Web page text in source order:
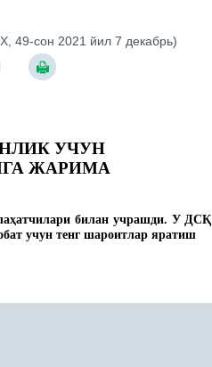
49-сон 2021 йил 7 декабрь)
УЧУН
ЖАРИМА
ҳатчилари билан учрашди. У ДСҚ
учун тенг шароитлар яратиш